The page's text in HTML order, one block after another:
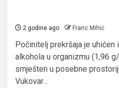
2 godine ago Franc Mihić
Počinitelj prekršaja je
alkohola u organizmu (1,96
smješten u posebne
Vukovar...